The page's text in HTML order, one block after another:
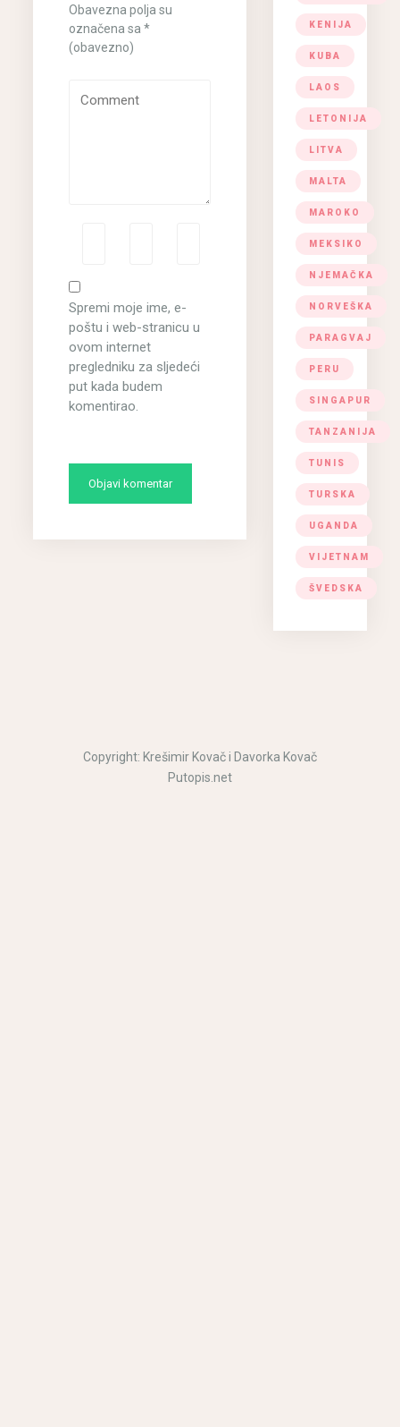
Obavezna polja su
označena sa*
(obavezno)
Spremi moje ime, e-
poštu i web-stranicu u
ovom internet
pregledniku za sljedeći
put kada budem
komentirao.
KENIJA
KUBA
LAOS
LETONIJA
LITVA
MALTA
MAROKO
MEKSIKO
NJEMAČKA
NORVEŠKA
PARAGVAJ
PERU
SINGAPUR
TANZANIJA
TUNIS
TURSKA
UGANDA
VIJETNAM
ŠVEDSKA
Copyright: Krešimir Kovač i Davorka Kovač
Putopis.net